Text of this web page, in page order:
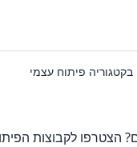
פיתוח עצמי
הצטרפו לקבוצות